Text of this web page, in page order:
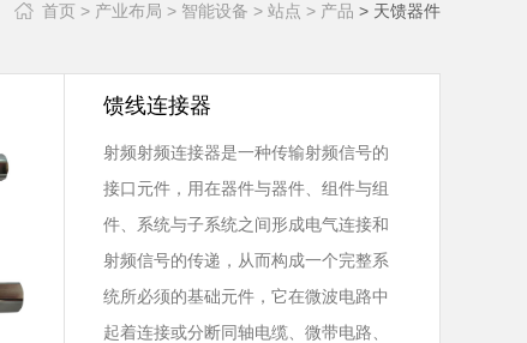
首页 > 产业布局 > 智能设备 > 站点 > 产品 > 天馈器件
馈线连接器
射频射频连接器是一种传输射频信号的
接口元件，用在器件与器件、组件与组
件、系统与子系统之间形成电气连接和
射频信号的传递，从而构成一个完整系
统所必须的基础元件，它在微波电路中
起着连接或分断同轴电缆、微带电路、